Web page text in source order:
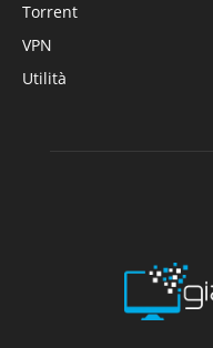
Torrent
VPN
Utilità